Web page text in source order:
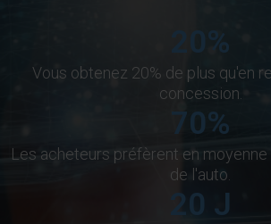
%
Vous obtenez 20% de plus qu'en
concession.
70%
Les acheteurs préfèrent en moyenne
de l'auto.
20 J